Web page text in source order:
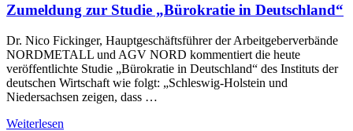
Zumeldung zur Studie „Bürokratie in Deutschland“
Dr. Nico Fickinger, Hauptgeschäftsführer der Arbeitgeberverbände
NORDMETALL und AGV NORD kommentiert die heute
veröffentlichte Studie „Bürokratie in Deutschland“ des Instituts der
deutschen Wirtschaft wie folgt: „Schleswig-Holstein und
Niedersachsen zeigen, dass …
Weiterlesen